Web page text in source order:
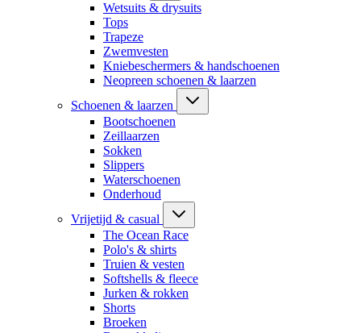
Wetsuits & drysuits
Tops
Trapeze
Zwemvesten
Kniebeschermers & handschoenen
Neopreen schoenen & laarzen
Schoenen & laarzen
Bootschoenen
Zeillaarzen
Sokken
Slippers
Waterschoenen
Onderhoud
Vrijetijd & casual
The Ocean Race
Polo's & shirts
Truien & vesten
Softshells & fleece
Jurken & rokken
Shorts
Broeken